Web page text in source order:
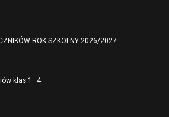
ROK SZKOLNY 2026/2027
klas 1–4